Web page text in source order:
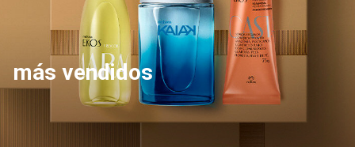
más vendidos